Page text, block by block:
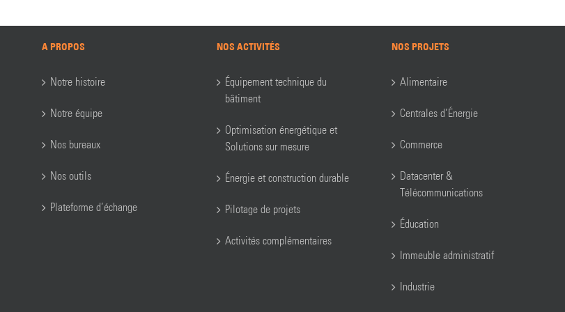
A PROPOS
Notre histoire
Notre équipe
Nos bureaux
Nos outils
Plateforme d’échange
NOS ACTIVITÉS
Équipement technique du
bâtiment
Optimisation énergétique et
Solutions sur mesure
Énergie et construction durable
Pilotage de projets
Activités complémentaires
NOS PROJETS
Alimentaire
Centrales d’Énergie
Commerce
Datacenter &
Télécommunications
Éducation
Immeuble administratif
Industrie